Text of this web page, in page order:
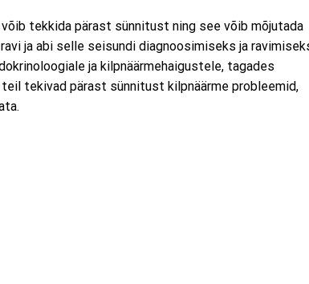
tekkida pärast sünnitust ning see võib mõjutada
ja abi selle seisundi diagnoosimiseks ja
ja kilpnäärmehaigustele, tagades
tekivad pärast sünnitust kilpnäärme probleemid,